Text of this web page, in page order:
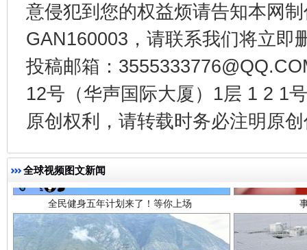
意侵犯到您的权益烦请告知本网
GAN160003，请联系我们将立即
投稿邮箱：
12号（华声国际大厦）1层 1 2 1
原创权利，请转载时务必注明原
全球视频图文新闻
全民健身五年计划来了！等你上场